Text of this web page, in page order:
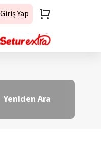
Giriş Yap
Yeniden Ara